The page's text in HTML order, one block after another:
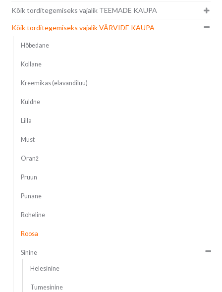
Kõik torditegemiseks vajalik TEEMADE KAUPA
Kõik torditegemiseks vajalik VÄRVIDE KAUPA
Hõbedane
Kollane
Kreemikas (elavandiluu)
Kuldne
Lilla
Must
Oranž
Pruun
Punane
Roheline
Roosa
Sinine
Helesinine
Tumesinine